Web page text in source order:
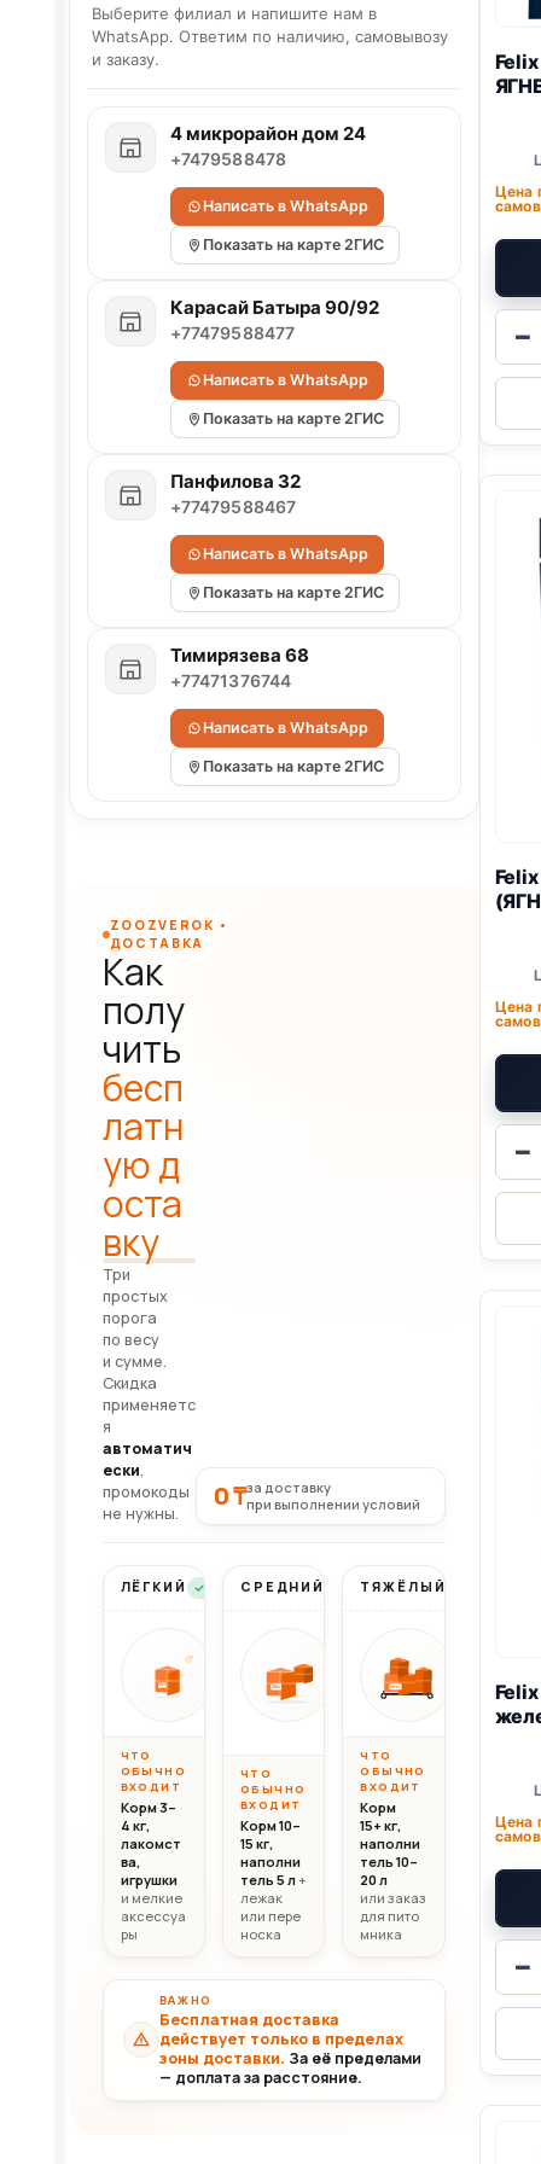
Felix
Цена
−
Felix
Цена
−
Felix
Цена
−
Выберите филиал и напишите нам в
WhatsApp. Ответим по наличию, самовывозу
и заказу.
4 микрорайон дом 24
+7479588478
Написать в WhatsApp
Показать на карте 2ГИС
Карасай Батыра 90/92
+77479588477
Написать в WhatsApp
Показать на карте 2ГИС
Панфилова 32
+77479588467
Написать в WhatsApp
Показать на карте 2ГИС
Тимирязева 68
+77471376744
Написать в WhatsApp
Показать на карте 2ГИС
ZOOZVEROK •
ДОСТАВКА
Как
полу
чить
бесп
латн
ую д
оста
вку
Три
простых
порога
по весу
и сумме.
Скидка
применяетс
я
автоматич
ески,
промокоды
не нужны.
0 ₸за доставку
при выполнении условий
ЛЁГКИЙ Бесплатно
10кг
Вес до 10 кг
10 000 ₸
ЧТО
ОБЫЧНО
ВХОДИТ
Корм 3–
4 кг,
лакомст
ва,
игрушки
и мелкие
аксессуа
ры
СРЕДНИЙ Бесплатно
20кг
Вес 10–20 кг
20 000 ₸
ЧТО
ОБЫЧНО
ВХОДИТ
Корм 10–
15 кг,
наполни
тель 5 л+
лежак
или пере
носка
ТЯЖЁЛЫЙ
30+кг 30
ЧТО
ОБЫЧНО
ВХОДИТ
Корм
15+ кг,
наполни
тель 10–
20 л
или заказ
для пито
мника
ВАЖНО
Бесплатная доставка
действует только в пределах
зоны доставки. За её пределами
— доплата за расстояние.